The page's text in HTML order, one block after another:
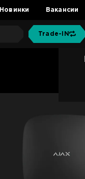
Новинки Вакансии
Trade-IN